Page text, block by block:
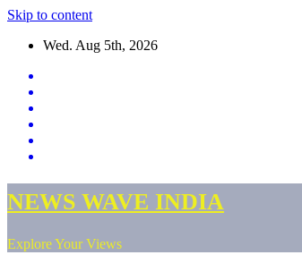
Skip to content
Wed. Aug 5th, 2026
NEWS WAVE INDIA
Explore Your Views